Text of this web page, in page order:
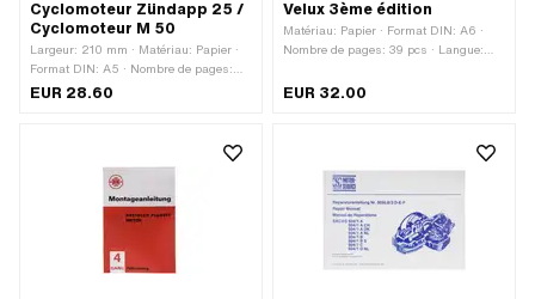
Cyclomoteur Zündapp 25 /
Cyclomoteur M 50
Largeur: 210 mm · Matériau: Papier ·
Format DIN: A5 · Nombre de pages:
50 pcs · Langue: Allemand · Hauteur:
EUR 28.60
Velux 3ème édition
Matériau: Papier · Format DIN: A6 ·
Nombre de pages: 39 pcs · Langue:
EUR 32.00